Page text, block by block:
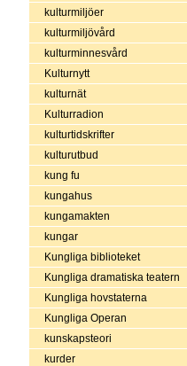
kulturmiljöer
kulturmiljövård
kulturminnesvård
Kulturnytt
kulturnät
Kulturradion
kulturtidskrifter
kulturutbud
kung fu
kungahus
kungamakten
kungar
Kungliga biblioteket
Kungliga dramatiska teatern
Kungliga hovstaterna
Kungliga Operan
kunskapsteori
kurder